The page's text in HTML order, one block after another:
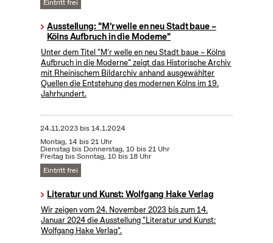
Eintritt frei
Ausstellung: "M'r welle en neu Stadt baue –
Kölns Aufbruch in die Moderne"
Unter dem Titel "M’r welle en neu Stadt baue – Kölns
Aufbruch in die Moderne" zeigt das Historische Archiv
mit Rheinischem Bildarchiv anhand ausgewählter
Quellen die Entstehung des modernen Kölns im 19.
Jahrhundert.
24.11.2023bis14.1.2024
Montag, 14 bis 21 Uhr
Dienstag bis Donnerstag, 10 bis 21 Uhr
Freitag bis Sonntag, 10 bis 18 Uhr
Eintritt frei
Literatur und Kunst: Wolfgang Hake Verlag
Wir zeigen vom 24. November 2023 bis zum 14.
Januar 2024 die Ausstellung "Literatur und Kunst:
Wolfgang Hake Verlag".